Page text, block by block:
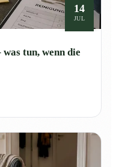
14
JUL
tun, wenn die